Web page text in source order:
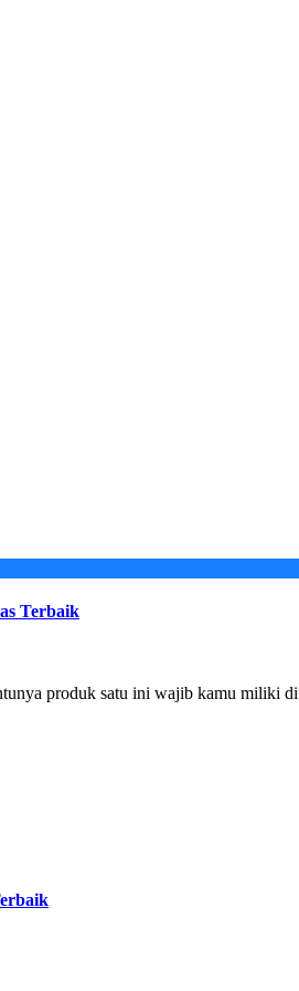
Terbaik
produk satu ini wajib kamu miliki